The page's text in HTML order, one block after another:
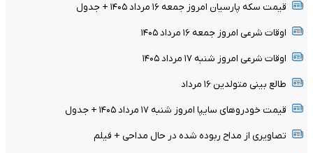
قیمت سکه پارسیان امروز جمعه ۱۶ مرداد ۱۴۰۵ + جدول
اوقات شرعی امروز جمعه ۱۶ مرداد ۱۴۰۵
اوقات شرعی امروز شنبه ۱۷ مرداد ۱۴۰۵
طالع بینی متولدین ۱۶ مرداد
قیمت خودرو‌های سایپا امروز شنبه ۱۷ مرداد ۱۴۰۵ + جدول
تصاویری از مداح ربوده شده در حال مداحی + فیلم